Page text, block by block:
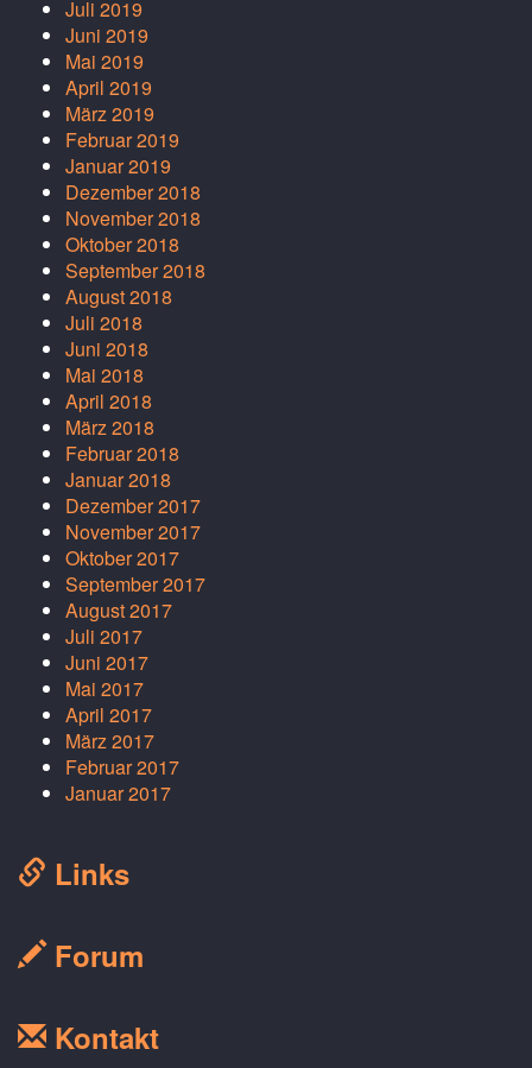
Juli 2019
Juni 2019
Mai 2019
April 2019
März 2019
Februar 2019
Januar 2019
Dezember 2018
November 2018
Oktober 2018
September 2018
August 2018
Juli 2018
Juni 2018
Mai 2018
April 2018
März 2018
Februar 2018
Januar 2018
Dezember 2017
November 2017
Oktober 2017
September 2017
August 2017
Juli 2017
Juni 2017
Mai 2017
April 2017
März 2017
Februar 2017
Januar 2017
Links
Forum
Kontakt